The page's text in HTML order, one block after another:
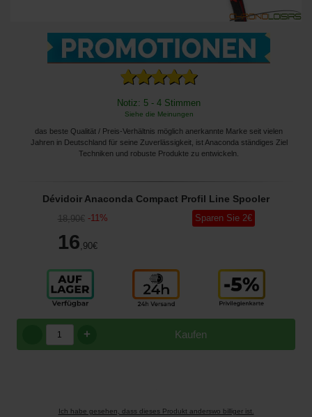
Notiz: 5 - 4 Stimmen
Siehe die Meinungen
das beste Qualität / Preis-Verhältnis möglich anerkannte Marke seit vielen
Jahren in Deutschland für seine Zuverlässigkeit, ist Anaconda ständiges Ziel
Techniken und robuste Produkte zu entwickeln.
Dévidoir Anaconda Compact Profil Line Spooler
18,90€ -11%
16 ,90€
Sparen Sie 2€
Kaufen
+
Ich habe gesehen, dass dieses Produkt anderswo billiger ist.